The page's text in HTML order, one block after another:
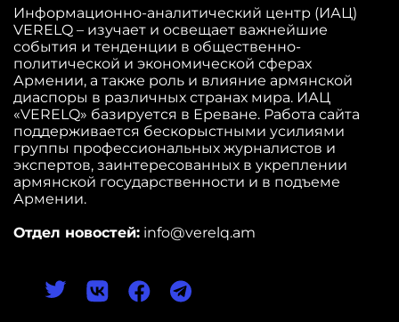
Информационно-аналитический центр (ИАЦ)
VERELQ – изучает и освещает важнейшие
события и тенденции в общественно-
политической и экономической сферах
Армении, а также роль и влияние армянской
диаспоры в различных странах мира. ИАЦ
«VERELQ» базируется в Ереване. Работа сайта
поддерживается бескорыстными усилиями
группы профессиональных журналистов и
экспертов, заинтересованных в укреплении
армянской государственности и в подъеме
Армении.
Отдел новостей: info@verelq.am